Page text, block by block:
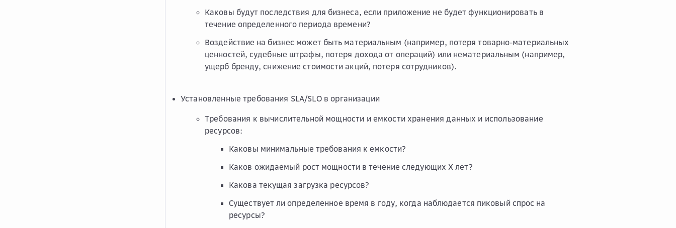
Каковы будут последствия для бизнеса, если приложение не будет функционировать в
течение определенного периода времени?
Воздействие на бизнес может быть материальным (например, потеря товарно-материальных
ценностей, судебные штрафы, потеря дохода от операций) или нематериальным (например,
ущерб бренду, снижение стоимости акций, потеря сотрудников).
Установленные требования SLA/SLO в организации
Требования к вычислительной мощности и емкости хранения данных и использование
ресурсов:
Каковы минимальные требования к емкости?
Каков ожидаемый рост мощности в течение следующих X лет?
Какова текущая загрузка ресурсов?
Существует ли определенное время в году, когда наблюдается пиковый спрос на
ресурсы?